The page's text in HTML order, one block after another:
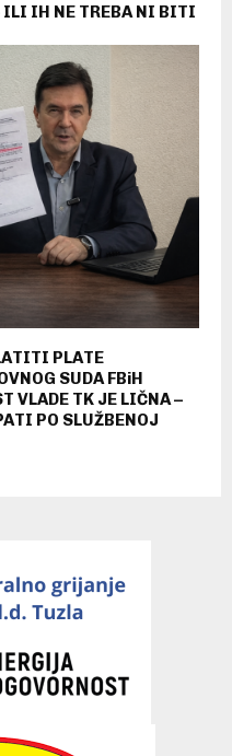
IH NE TREBA NI BITI
PLATE
SUDA FBiH
VLADE TK JE LIČNA –
PO SLUŽBENOJ